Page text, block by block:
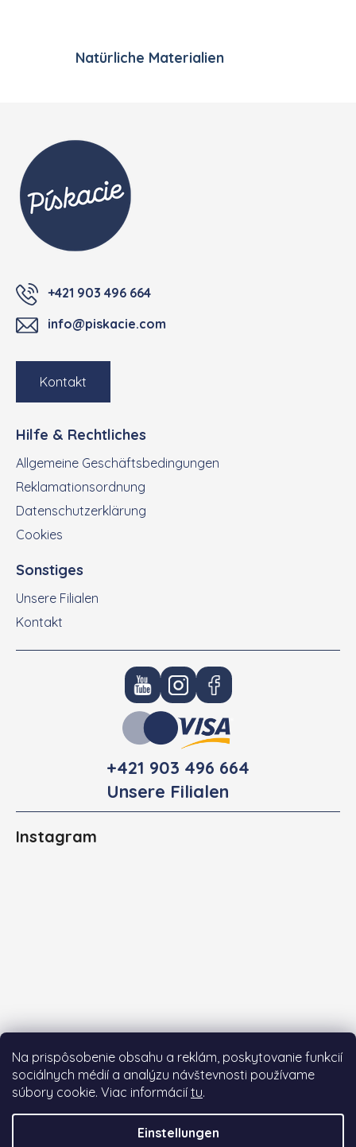
Na prispôsobenie obsahu a reklám, poskytovanie funkcií
sociálnych médií a analýzu návštevnosti používame
súbory cookie. Viac informácií tu.
Einstellungen
Natürliche Materialien
+421 903 496 664
info@piskacie.com
Kontakt
Hilfe & Rechtliches
Allgemeine Geschäftsbedingungen
Reklamationsordnung
Datenschutzerklärung
Cookies
Sonstiges
Unsere Filialen
Kontakt
+421 903 496 664
Unsere Filialen
Instagram
Auf Instagram folgen